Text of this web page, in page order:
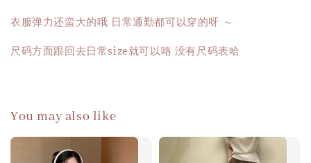
衣服弹力还蛮大的哦 日常通勤都可以穿的呀 ～
尺码方面跟回去日常size就可以咯 没有尺码表哈
You may also like